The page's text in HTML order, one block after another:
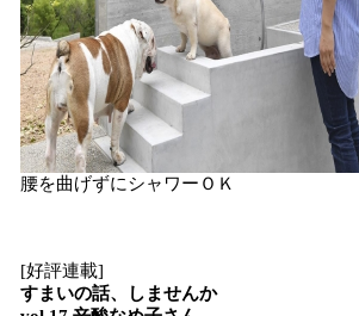
腰を曲げずにシャワーＯＫ
[好評連載]
すまいの話、しませんか